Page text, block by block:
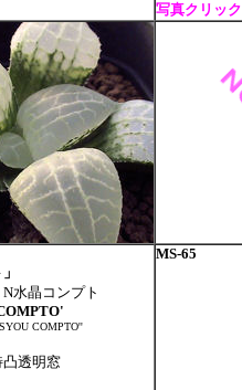
写真クリック
水晶コンプト
COMPTO''
透明窓
MS-65